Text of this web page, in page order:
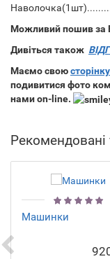
Можливий пошив за
Дивіться також
Маємо свою
подивитися фото
нами on-line.
Рекомендовані
Машинки